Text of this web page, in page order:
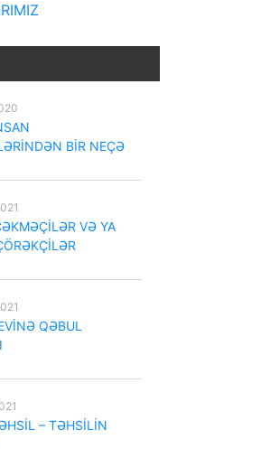
BİR NEÇƏ
VƏ YA
QƏBUL
– TƏHSİLİN